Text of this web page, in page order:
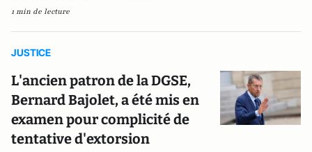
1 min de lecture
JUSTICE
L'ancien patron de la DGSE,
Bernard Bajolet, a été mis en
examen pour complicité de
tentative d'extorsion